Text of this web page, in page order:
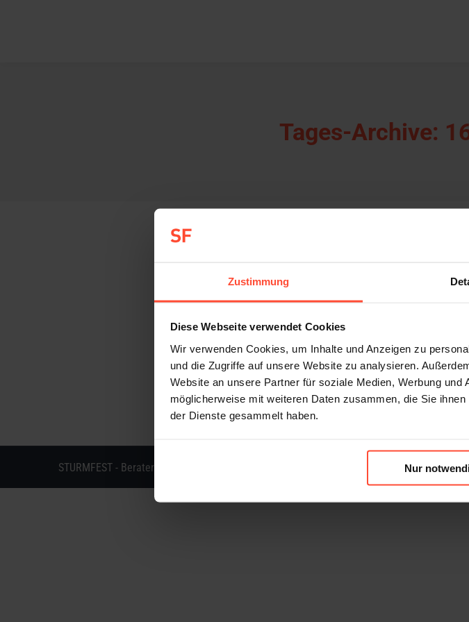
Zustimmung
Diese Webseite verwendet Cookies
Wir verwenden Cookies, um Inhalte und Anzeigen zu
und die Zugriffe auf unsere Website zu analysieren.
Website an unsere Partner für soziale Medien, Werbung
möglicherweise mit weiteren Daten zusammen, die Sie
der Dienste gesammelt haben.
Nur
Tages-Archive:
Germany, für das aktuelle Hermes-Barometers „Transparenz in der Supply
vollumfänglich umsetzen durften, finden Sie hier auf dem Hermes Supply Chain
STURMFEST - Berater für Kommunikation - © 2013 - 2026